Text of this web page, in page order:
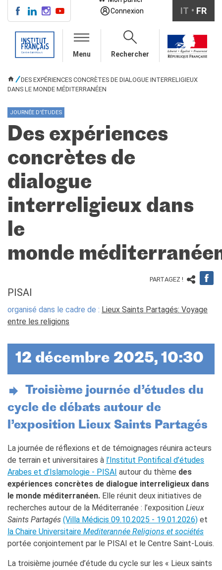
CENTRE SAINT-LOUIS
INFOS PRATIQUES
COURS DE FRANÇAIS
collectifs pour adultes
en auto-apprentissage
individuel/duo/trio
TESTS ET
CERTIFICATIONS
DELF ragazzi
DELF/DALF per adulti
Ev@lang
CINÉMA
ÉCOLES
Attività per le scuole
scuole
Offerta formativa
CENTRE SAINT-LOUIS
Programme
Chaire Méditerranée
Prix de Lubac
Bourses
Giubileo 2025
LOCATIONS
QUI SOMMES-NOUS?
Nos partenaires
BLOG
ARCHIVIO
Archivio scuole
RECHERCHER
Connexion
IT FR
Menu Rechercher
VOUS ÊTES ICI
DES EXPÉRIENCES CONCRÈTES DE DIALOGUE INTERRELIGIEUX
DANS LE MONDE MÉDITERRANÉEN
JOURNÉE D'ÉTUDES
Des expériences
concrètes de
dialogue
interreligieux dans
le
monde
PARTAGEZ !
PISAI
organisé dans le cadre de : Lieux Saints Partagés: Voyage
entre les religions
12 décembre 2025, 10:30
Troisième journée d’études du
cycle de débats autour de
l’exposition Lieux Saints Partagés
La journée de réflexions et de témoignages réunira acteurs
de terrain et universitaires à l’Institut Pontifical d’études
Arabes et d’Islamologie - PISAI autour du thème des
expériences concrètes de dialogue interreligieux dans
le monde méditerranéen. Elle réunit deux initiatives de
recherches autour de la Méditerranée : l’exposition Lieux
Saints Partagés (Villa Médicis 09.10.2025 - 19.01.2026) et
la Chaire Universitaire Mediterannée Religions et sociétés
portée conjointement par le PISAI et le Centre Saint-Louis.
La troisième journée d’étude du cycle sur les « Lieux saints